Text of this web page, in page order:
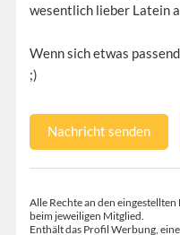
wesentlich lieber Latein
Wenn sich etwas
;)
Nachricht senden
Alle Rechte an den
beim jeweiligen Mitglied.
Enthält das Profil Werbung,